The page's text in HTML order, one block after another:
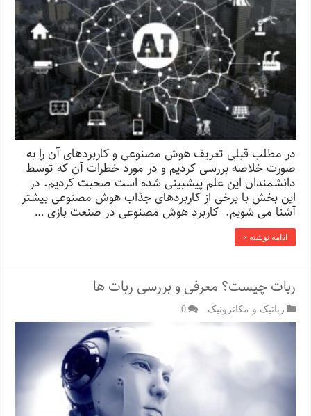
در مطلب قبلی تعریف هوش مصنوعی و کاربردهای آن را به
صورت خلاصه بررسی کردیم و در مورد خطرات آن که توسط
دانشمندان این علم پیشبینی شده است صحبت کردیم. در
این بخش با برخی از کاربردهای جذاب هوش مصنوعی بیشتر
آشنا می شویم. کاربرد هوش مصنوعی در صنعت بازی …
ادامه نوشته »
ربات چیست؟ معرفی و بررسی ربات ها
رباتیک و مکاترونیک 0